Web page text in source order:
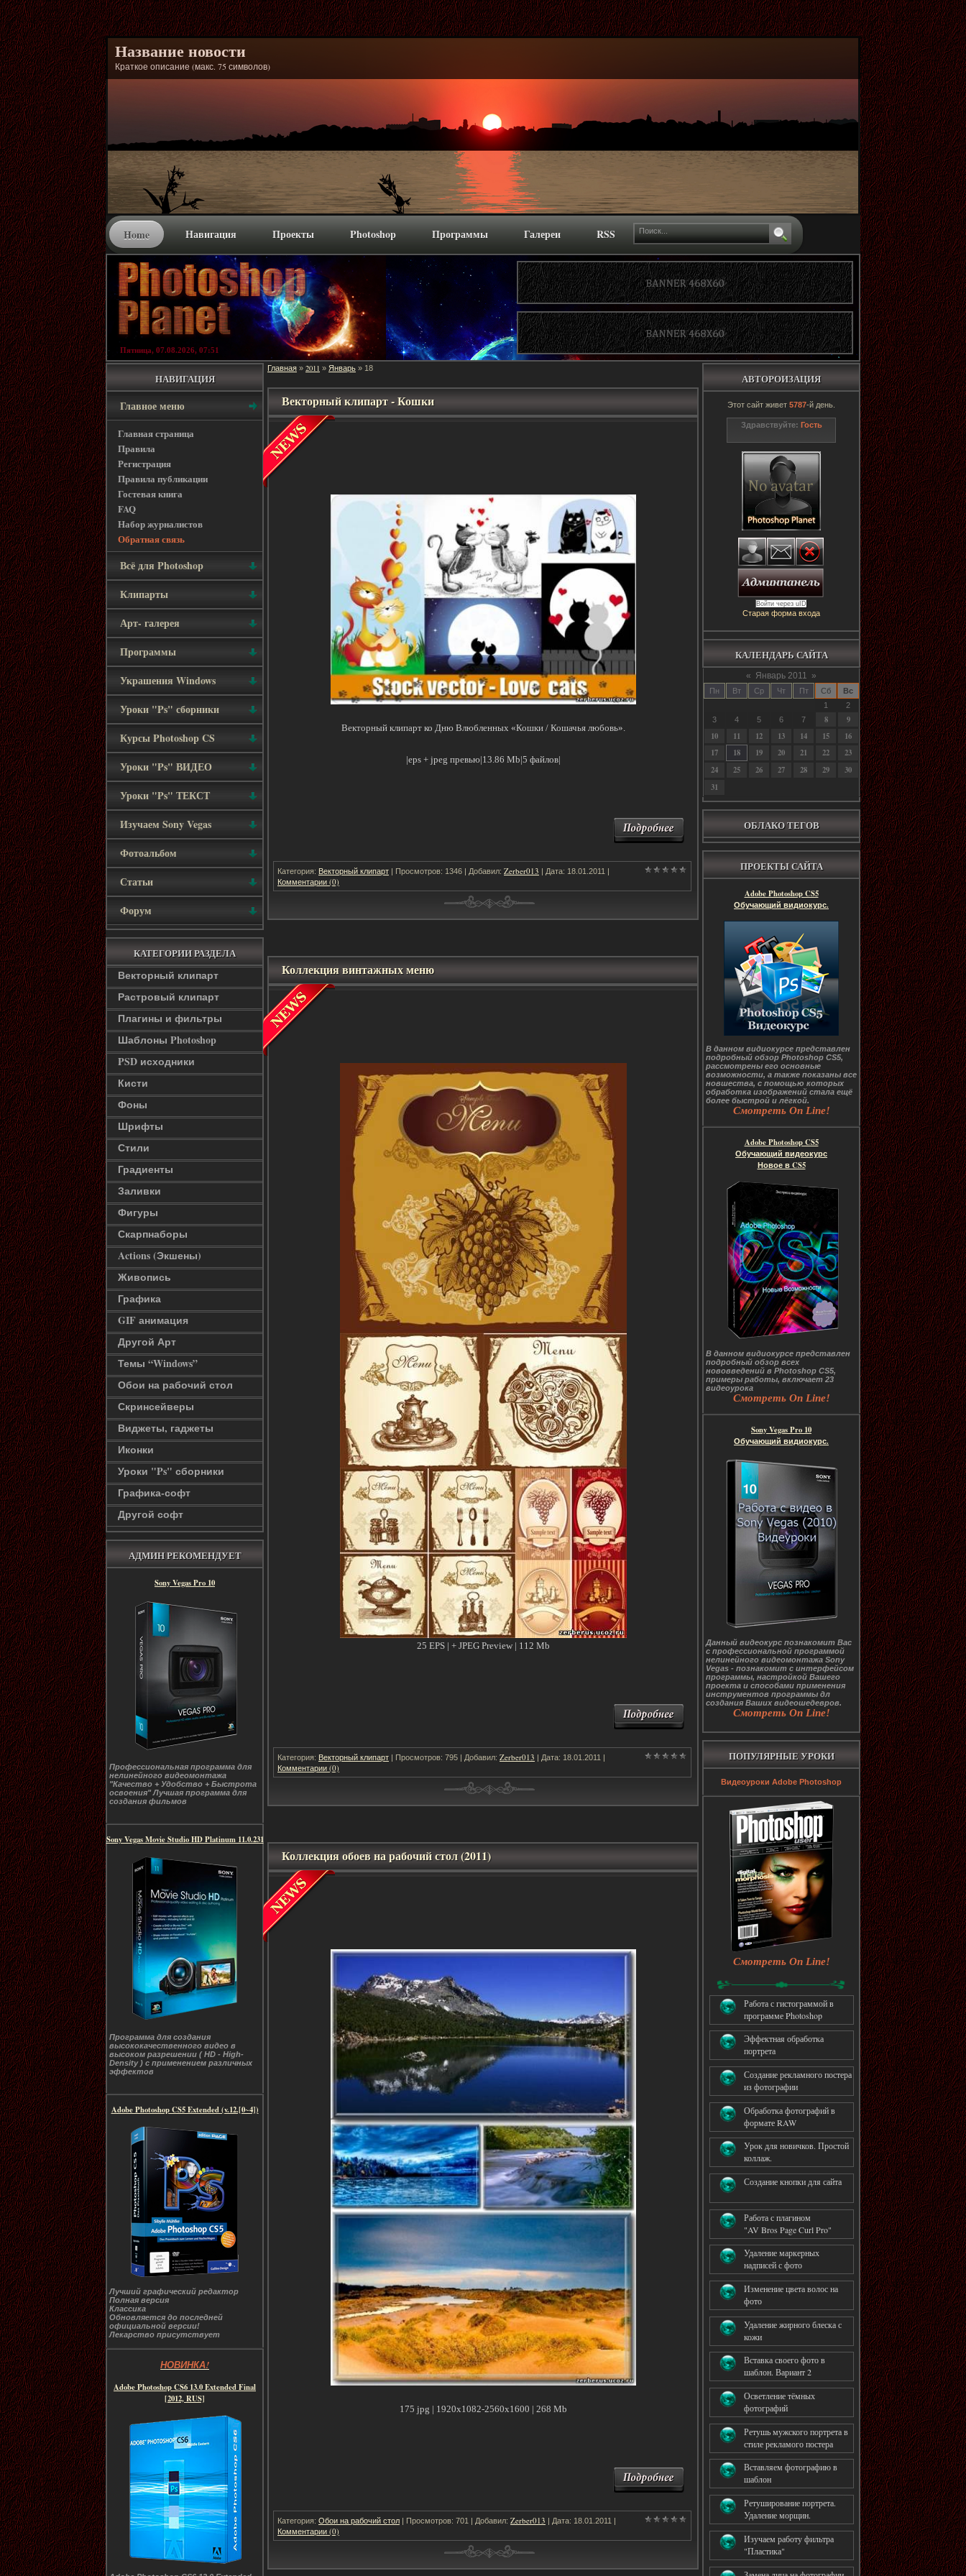
Название новости
Краткое описание (макс. 75 символов)
Home Навигация Проекты Photoshop Программы Галереи RSS
Пятница, 07.08.2026, 07:51
НАВИГАЦИЯ
Главное меню
Главная страница
Правила
Регистрация
Правила публикации
Гостевая книга
FAQ
Набор журналистов
Обратная связь
Всё для Photoshop
Клипарты
Арт- галерея
Программы
Украшения Windows
Уроки "Ps" сборники
Курсы Photoshop CS
Уроки "Ps" ВИДЕО
Уроки "Ps" ТЕКСТ
Изучаем Sony Vegas
Фотоальбом
Статьи
Форум
КАТЕГОРИИ РАЗДЕЛА
Векторный клипарт
Растровый клипарт
Плагины и фильтры
Шаблоны Photoshop
PSD исходники
Кисти
Фоны
Шрифты
Стили
Градиенты
Заливки
Фигуры
Скарпнаборы
Actions (Экшены)
Живопись
Графика
GIF анимация
Другой Арт
Темы “Windows”
Обои на рабочий стол
Скринсейверы
Виджеты, гаджеты
Иконки
Уроки "Ps" сборники
Графика-софт
Другой софт
АДМИН РЕКОМЕНДУЕТ
Sony Vegas Pro 10
Профессиональная программа для
нелинейного видеомонтажа
"Качество + Удобство + Быстрота
освоения" Лучшая программа для
создания фильмов
Sony Vegas Movie Studio HD Platinum 11.0.231
Программа для создания
высококачественного видео в
высоком разрешении ( HD - High-
Density ) с применением различных
эффектов
Adobe Photoshop CS5 Extended (v.12.[0~4])
Лучший графический редактор
Полная версия
Классика
Обновляется до последней
официальной версии!
Лекарство присутствует
НОВИНКА!
Adobe Photoshop CS6 13.0 Extended Final
[2012, RUS]
АВТОРОИЗАЦИЯ
Этот сайт живет 5787-й день.
Здравствуйте: Гость
Войти через uID
Старая форма входа
КАЛЕНДАРЬ САЙТА
« Январь 2011 »
Пн Вт Ср Чт Пт Сб
Вс
1
2
3
4 5 6 7 8
9
10
11 12 13 14 15
16
17
18 19 20 21 22
23
24
25 26 27 28 29
30
31
ОБЛАКО ТЕГОВ
ПРОЕКТЫ САЙТА
Adobe Photoshop CS5
Обучающий видиокурс.
В данном видиокурсе представлен
подробный обзор Photoshop CS5,
рассмотрены его основные
возможности, а также показаны все
новшества, с помощью которых
обработка изображений стала ещё
более быстрой и лёгкой.
Смотреть On Line!
Adobe Photoshop CS5
Обучающий видеокурс
Новое в CS5
В данном видиокурсе представлен
подробный обзор всех
нововведений в Photoshop CS5,
примеры работы, включает 23
видеоурока
Смотреть On Line!
Sony Vegas Pro 10
Обучающий видиокурс.
Данный видеокурс познакомит Вас
с профессиональной программой
нелинейного видеомонтажа Sony
Vegas - познакомит с интерфейсом
программы, настройкой Вашего
проекта и способами применения
инструментов программы дл
создания Ваших видеошедевров.
Смотреть On Line!
ПОПУЛЯРНЫЕ УРОКИ
Видеоуроки Adobe Photoshop
Смотреть On Line!
Работа с гистограммой в
программе Photoshop
Эффектная обработка
портрета
Создание рекламного постера
из фотографии
Обработка фотографий в
формате RAW
Урок для новичков. Простой
коллаж.
Создание кнопки для сайта
Работа с плагином
"AV Bros Page Curl Pro"
Удаление маркерных
надписей с фото
Изменение цвета волос на
фото
Удаление жирного блеска с
кожи
Вставка своего фото в
шаблон. Вариант 2
Осветление тёмных
фотографий
Ретушь мужского портрета в
стиле рекламого постера
Вставляем фотографию в
шаблон
Ретуширование портрета.
Удаление морщин.
Изучаем работу фильтра
"Пластика"
Главная » 2011 » Январь » 18
Векторный клипарт - Кошки
Векторный клипарт ко Дню Влюбленных «Кошки / Кошачья любовь».
|eps + jpeg превью|13.86 Mb|5 файлов|
Категория: Векторный клипарт | Просмотров: 1346 | Добавил: Zerber013 | Дата: 18.01.2011 |
Комментарии (0)
Коллекция винтажных меню
25 EPS | + JPEG Preview | 112 Mb
Категория: Векторный клипарт | Просмотров: 795 | Добавил: Zerber013 | Дата: 18.01.2011 |
Комментарии (0)
Коллекция обоев на рабочий стол (2011)
175 jpg | 1920x1082-2560x1600 | 268 Mb
Категория: Обои на рабочий стол | Просмотров: 701 | Добавил: Zerber013 | Дата: 18.01.2011 |
Комментарии (0)